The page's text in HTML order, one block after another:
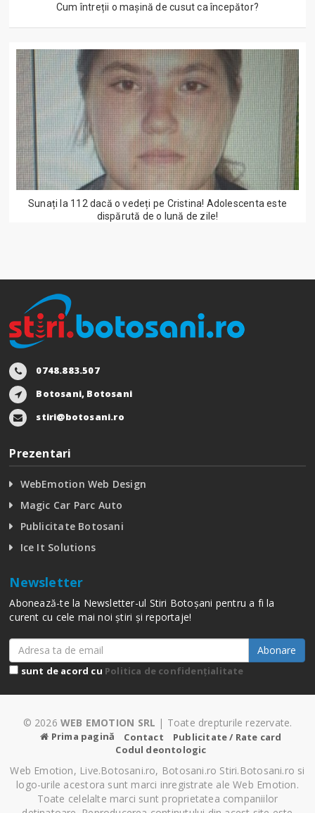
Cum întreții o mașină de cusut ca începător?
Sunați la 112 dacă o vedeți pe Cristina! Adolescenta este
dispărută de o lună de zile!
0748.883.507
Botosani, Botosani
stiri@botosani.ro
Prezentari
WebEmotion Web Design
Magic Car Parc Auto
Publicitate Botosani
Ice It Solutions
Newsletter
Abonează-te la Newsletter-ul Stiri Botoșani pentru a fi la
curent cu cele mai noi știri și reportaje!
Abonare
sunt de acord cu Politica de confidențialitate
© 2026 WEB EMOTION SRL | Toate drepturile rezervate.
Prima pagină Contact
Publicitate / Rate card
Codul deontologic
Web Emotion, Live.Botosani.ro, Botosani.ro Stiri.Botosani.ro si
logo-urile acestora sunt marci inregistrate ale Web Emotion.
Toate celelalte marci sunt proprietatea companiilor